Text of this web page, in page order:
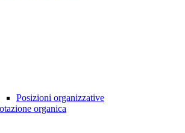
Posizioni organizzative
organica